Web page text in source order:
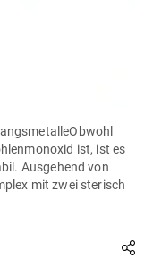
ist, ist es
Ausgehend von
mit zwei sterisch